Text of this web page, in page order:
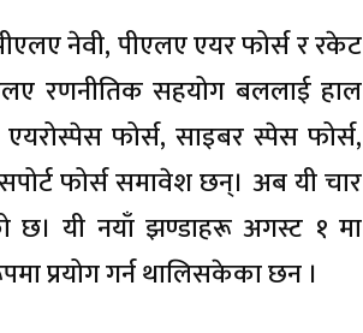
नेवी, पीएलए एयर फोर्स र रकेट
रणनीतिक सहयोग बललाई हाल
फोर्स, साइबर स्पेस फोर्स,
फोर्स समावेश छन्। अब यी चार
छ। यी नयाँ झण्डाहरू अगस्ट १ मा
प्रयोग गर्न थालिसकेका छन ।